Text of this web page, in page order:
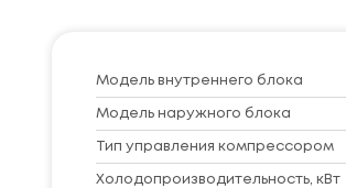
Модель внутреннего блока
Модель наружного блока
Тип управления компрессором
Холодопроизводительность, кВт